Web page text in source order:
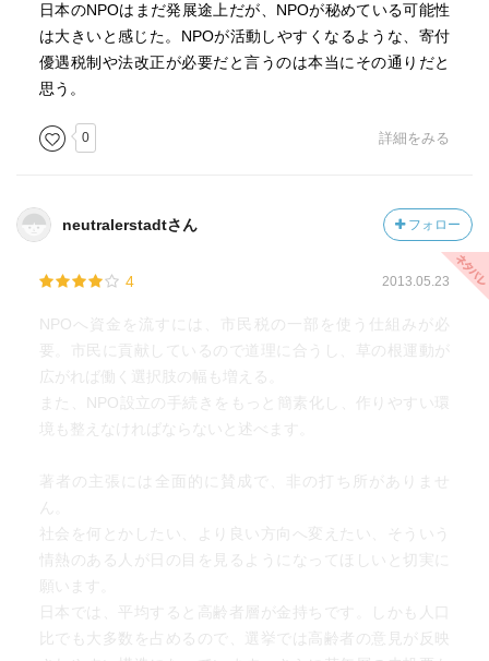
日本のNPOはまだ発展途上だが、NPOが秘めている可能性
は大きいと感じた。NPOが活動しやすくなるような、寄付
優遇税制や法改正が必要だと言うのは本当にその通りだと
思う。
0 詳細をみる
neutralerstadtさん フォロー
4 2013.05.23
NPOへ資金を流すには、市民税の一部を使う仕組みが必
要。市民に貢献しているので道理に合うし、草の根運動が
広がれば働く選択肢の幅も増える。
また、NPO設立の手続きをもっと簡素化し、作りやすい環
境も整えなければならないと述べます。
著者の主張には全面的に賛成で、非の打ち所がありませ
ん。
社会を何とかしたい、より良い方向へ変えたい、そういう
情熱のある人が日の目を見るようになってほしいと切実に
願います。
日本では、平均すると高齢者層が金持ちです。しかも人口
比でも大多数を占めるので、選挙では高齢者の意見が反映